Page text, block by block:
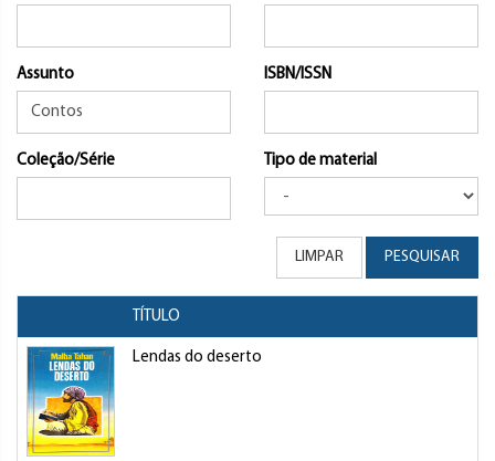
Assunto ISBN/ISSN
Coleção/Série Tipo de material
LIMPAR PESQUISAR
TÍTULO
Lendas do deserto